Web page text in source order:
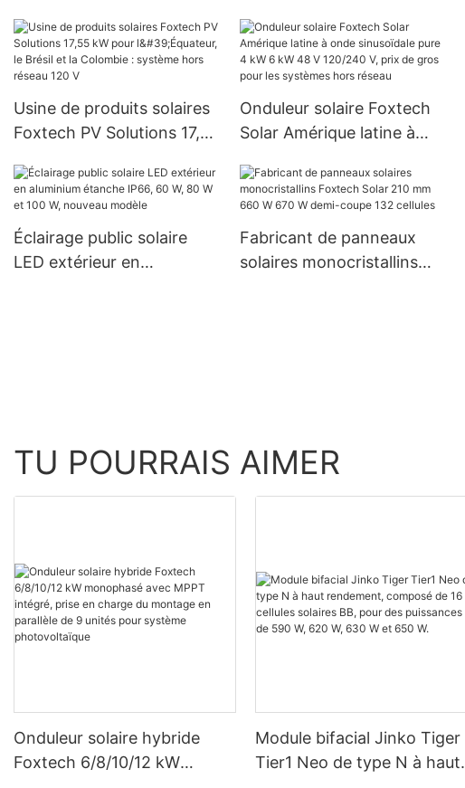
bricolage, énergie solaire,
onduleur hors réseau,
batterie au lithium 51,2 V
Usine de produits solaires
Foxtech PV Solutions 17,55
Brésil et la Colombie :
système hors réseau 120 V
Onduleur solaire Foxtech
Solar Amérique latine à
kW 6 kW 48 V 120/240 V,
prix de gros pour les
systèmes hors réseau
Éclairage public solaire
LED extérieur en
Fabricant de panneaux
solaires monocristallins
TU POURRAIS AIMER
Onduleur solaire hybride
Foxtech 6/8/10/12 kW
Module bifacial Jinko Tiger
Tier1 Neo de type N à haut